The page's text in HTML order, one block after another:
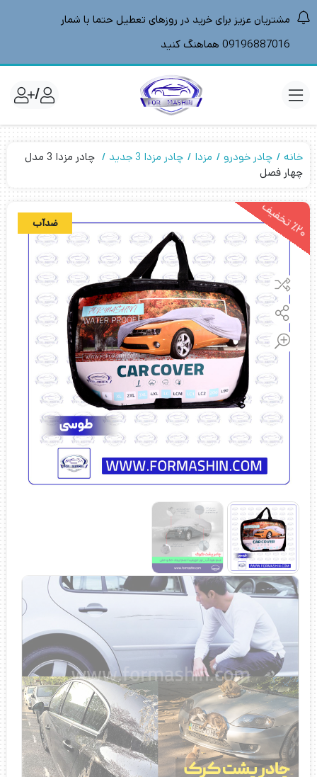
مشتریان عزیز برای خرید در روزهای تعطیل حتما با شمار
09196887016 هماهنگ کنید
/
خانه چادر خودرو مزدا چادر مزدا 3 جدید
چادر مزدا 3 مدل
چهار فصل
٪2
0
ت
خ
ف
یف ضدآب